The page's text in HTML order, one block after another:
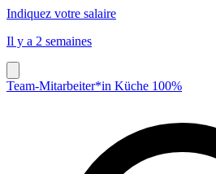
Indiquez votre salaire
Il y a 2 semaines
Team-Mitarbeiter*in Küche 100%